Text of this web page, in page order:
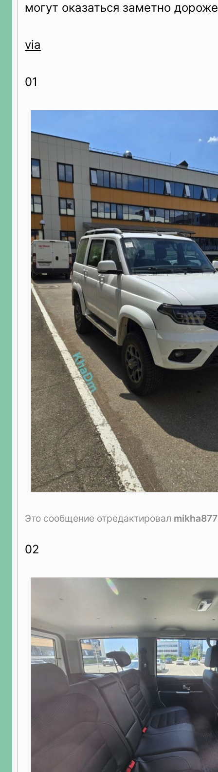
могут оказаться заметно
via
01
Это сообщение отредактировал mikha877
02